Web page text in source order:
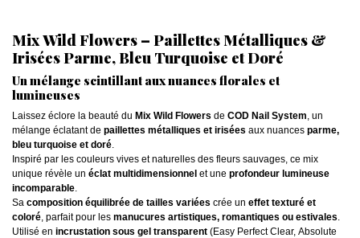
Mix Wild Flowers – Paillettes Métalliques &
Irisées Parme, Bleu Turquoise et Doré
Un mélange scintillant aux nuances florales et
lumineuses
Laissez éclore la beauté du Mix Wild Flowers de COD Nail System, un
mélange éclatant de paillettes métalliques et irisées aux nuances parme,
bleu turquoise et doré.
Inspiré par les couleurs vives et naturelles des fleurs sauvages, ce mix
unique révèle un éclat multidimensionnel et une profondeur lumineuse
incomparable.
Sa composition équilibrée de tailles variées crée un effet texturé et
coloré, parfait pour les manucures artistiques, romantiques ou estivales.
Utilisé en incrustation sous gel transparent (Easy Perfect Clear, Absolute